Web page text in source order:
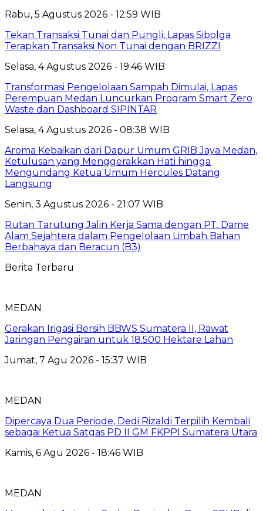
Rabu, 5 Agustus 2026 - 12:59 WIB
Tekan Transaksi Tunai dan Pungli, Lapas Sibolga
Terapkan Transaksi Non Tunai dengan BRIZZI
Selasa, 4 Agustus 2026 - 19:46 WIB
Transformasi Pengelolaan Sampah Dimulai, Lapas
Perempuan Medan Luncurkan Program Smart Zero
Waste dan Dashboard SIPINTAR
Selasa, 4 Agustus 2026 - 08:38 WIB
Aroma Kebaikan dari Dapur Umum GRIB Jaya Medan,
Ketulusan yang Menggerakkan Hati hingga
Mengundang Ketua Umum Hercules Datang
Langsung
Senin, 3 Agustus 2026 - 21:07 WIB
Rutan Tarutung Jalin Kerja Sama dengan PT. Dame
Alam Sejahtera dalam Pengelolaan Limbah Bahan
Berbahaya dan Beracun (B3)
Berita Terbaru
MEDAN
Gerakan Irigasi Bersih BBWS Sumatera II, Rawat
Jaringan Pengairan untuk 18.500 Hektare Lahan
Jumat, 7 Agu 2026 - 15:37 WIB
MEDAN
Dipercaya Dua Periode, Dedi Rizaldi Terpilih Kembali
sebagai Ketua Satgas PD II GM FKPPI Sumatera Utara
Kamis, 6 Agu 2026 - 18:46 WIB
MEDAN